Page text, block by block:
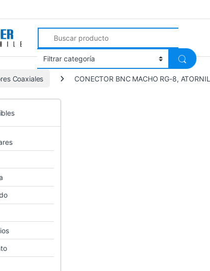
Search for:
Coaxiales CONECTOR BNC MACHO RG-8,